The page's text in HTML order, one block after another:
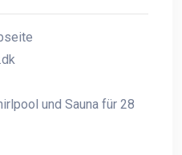
und Sauna für 28